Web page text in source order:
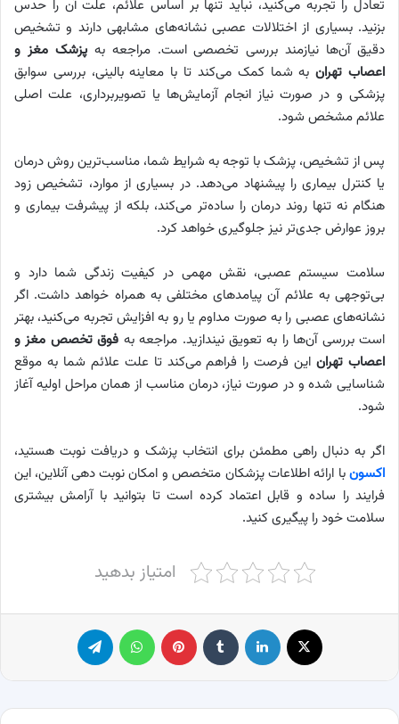
تعادل را تجربه می‌کنید، نباید تنها بر اساس علائم، علت آن را حدس
بزنید. بسیاری از اختلالات عصبی نشانه‌های مشابهی دارند و تشخیص
دقیق آن‌ها نیازمند بررسی تخصصی است. مراجعه بهپزشک مغز و
اعصاب تهرانبه شما کمک می‌کند تا با معاینه بالینی، بررسی سوابق
پزشکی و در صورت نیاز انجام آزمایش‌ها یا تصویربرداری، علت اصلی
علائم مشخص شود.
پس از تشخیص، پزشک با توجه به شرایط شما، مناسب‌ترین روش درمان
یا کنترل بیماری را پیشنهاد می‌دهد. در بسیاری از موارد، تشخیص زود
هنگام نه‌ تنها روند درمان را ساده‌تر می‌کند، بلکه از پیشرفت بیماری و
بروز عوارض جدی‌تر نیز جلوگیری خواهد کرد.
سلامت سیستم عصبی، نقش مهمی در کیفیت زندگی شما دارد و
بی‌توجهی به علائم آن پیامدهای مختلفی به همراه خواهد داشت. اگر
نشانه‌های عصبی را به صورت مداوم یا رو به افزایش تجربه می‌کنید، بهتر
است بررسی آن‌ها را به تعویق نیندازید. مراجعه به فوق تخصص مغز و
اعصاب تهراناین فرصت را فراهم می‌کند تا علت علائم شما به موقع
شناسایی شده و در صورت نیاز، درمان مناسب از همان مراحل اولیه آغاز
شود.
اگر به دنبال راهی مطمئن برای انتخاب پزشک و دریافت نوبت هستید،
اکسونبا ارائه اطلاعات پزشکان متخصص و امکان نوبت دهی آنلاین، این
فرایند را ساده و قابل اعتماد کرده است تا بتوانید با آرامش بیشتری
سلامت خود را پیگیری کنید.
امتیاز بدهید
لینکدین ‫تامبلر پینترست